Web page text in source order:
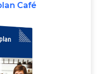
Café